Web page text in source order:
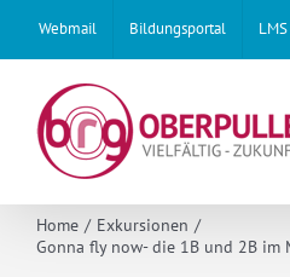
content
Webmail Bildungsportal LMS
Home
Exkursionen
Gonna fly now- die 1B und 2B im